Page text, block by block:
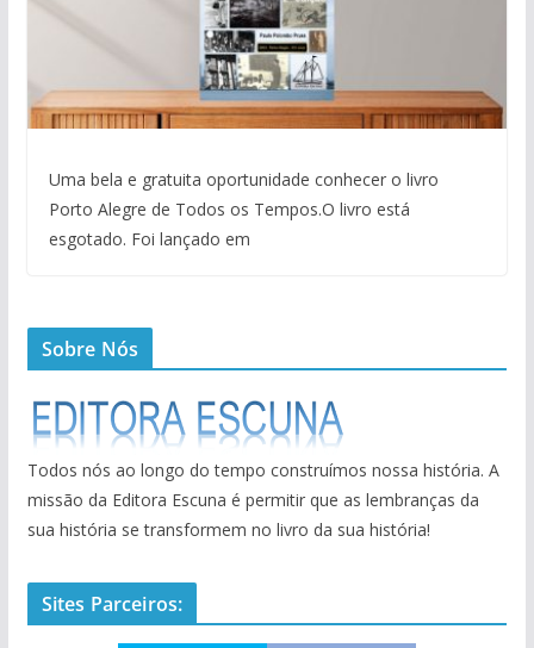
Uma bela e gratuita oportunidade conhecer o livro
Porto Alegre de Todos os Tempos.O livro está
esgotado. Foi lançado em
Sobre Nós
Todos nós ao longo do tempo construímos nossa história. A
missão da Editora Escuna é permitir que as lembranças da
sua história se transformem no livro da sua história!
Sites Parceiros: